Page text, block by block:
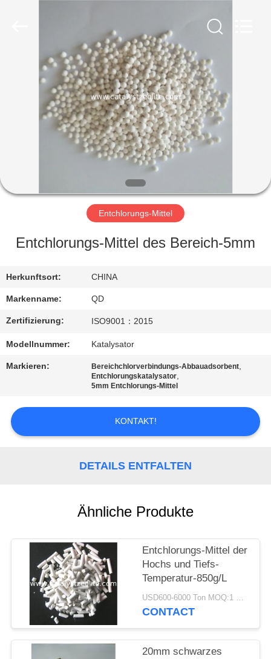
HAUS
PRODUKTE
FABRIK-
QUALITÄTSKONTROLLE
TRETEN
SIE
IN
VERBINDUNG
NACHRICHTEN
PRIVACY
POLICY
Entchlorungs-Mittel
Entchlorungs-Mittel des Bereich-5mm
Herkunftsort: CHINA
Markenname: QD
Zertifizierung: ISO9001：2015
Modellnummer: Katalysator
Markieren: Bereichchlorverbindungs-Abbauadsorbent,
Entchlorungskatalysator,
5mm Entchlorungs-Mittel
KONTAKT!
DETAILS ENTFALTEN
Ähnliche Produkte
Entchlorungs-Mittel der
Hochs und Tiefs-
Temperatur-850g/L
USD600-6000 Ton MOQ:1 Kilogramm
CONTACT
20mm schwarzes